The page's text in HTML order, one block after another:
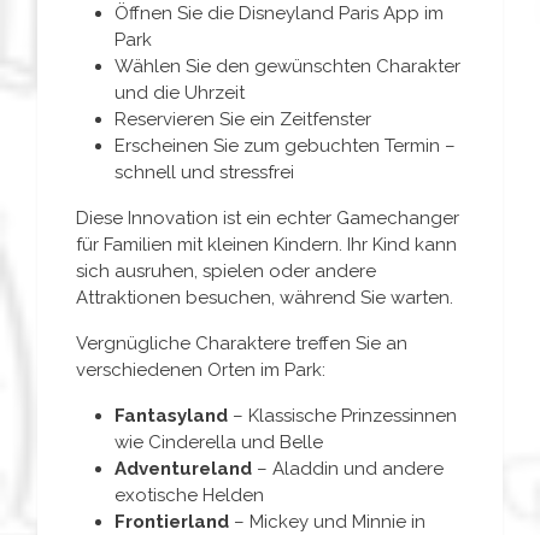
Öffnen Sie die Disneyland Paris App im
Park
Wählen Sie den gewünschten Charakter
und die Uhrzeit
Reservieren Sie ein Zeitfenster
Erscheinen Sie zum gebuchten Termin –
schnell und stressfrei
Diese Innovation ist ein echter Gamechanger
für Familien mit kleinen Kindern. Ihr Kind kann
sich ausruhen, spielen oder andere
Attraktionen besuchen, während Sie warten.
Vergnügliche Charaktere treffen Sie an
verschiedenen Orten im Park:
Fantasyland – Klassische Prinzessinnen
wie Cinderella und Belle
Adventureland – Aladdin und andere
exotische Helden
Frontierland – Mickey und Minnie in